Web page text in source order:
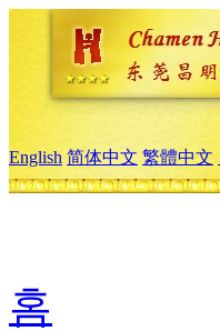
English 简体中文 繁體中文
홈